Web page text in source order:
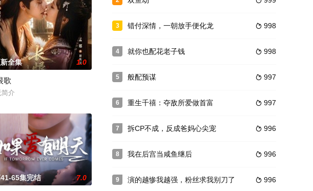
全集 1.0
歌
介
65集完结 7.0
3  998
错付深情，一朝放手便化龙
4  998
就你也配花老子钱
5  997
般配预谋
6  997
重生千禧：夺敌所爱做首富
7  996
拆CP不成，反成爸妈心尖宠
8  996
我在后宫当咸鱼继后
9  996
演的越惨我越强，粉丝求我别刀了